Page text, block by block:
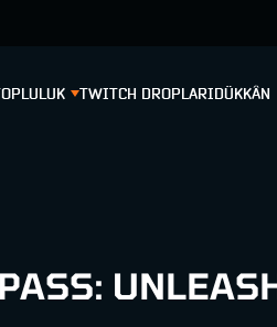
TWITCH DROPLARIDÜKKÂN